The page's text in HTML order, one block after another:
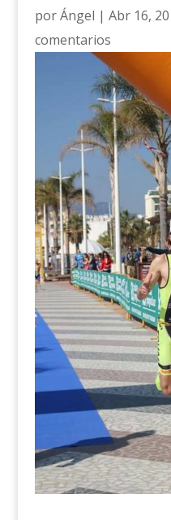
porÁngel | Abr 16,
comentarios